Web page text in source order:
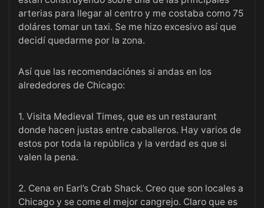
arterias para llegar al centro y me costaba como 75
doláres tomar un taxi. Se me hizo excesivo así que
decidí quedarme por la zona.
Así que las recomendaciónes si andas en los
alrededores de Chicago:
1. Visita Medieval Times, que es un restaurant
donde hacen justas entre caballeros. Hay varios de
estos por toda la república y la verdad es que si
valen la pena.
2. Cena en Earl’s Crab Shack. Creo que son locales a
Chicago y se come el mejor cangrejo. Claro que es